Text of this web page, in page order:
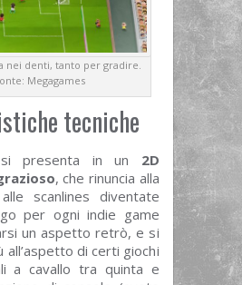
nei denti, tanto per gradire.
Megagames
tecniche
presenta in un 2D
, che rinuncia alla
scanlines diventate
per ogni indie game
un aspetto retrò, e si
all’aspetto di certi giochi
a cavallo tra quinta e